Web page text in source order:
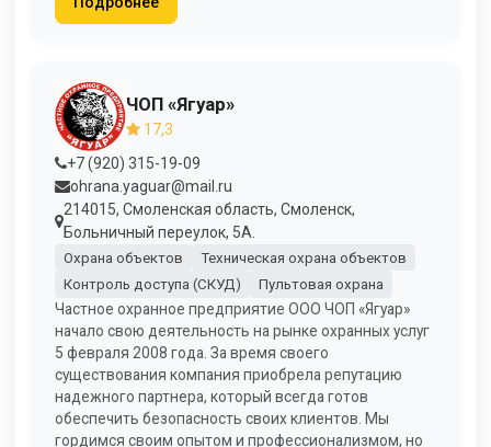
ЧОП «Ягуар»
17,3
+7 (920) 315-19-09
ohrana.yaguar@mail.ru
214015, Смоленская область, Смоленск,
Больничный переулок, 5А.
Охрана объектов
Техническая охрана объектов
Контроль доступа (СКУД)
Пультовая охрана
Частное охранное предприятие ООО ЧОП «Ягуар»
начало свою деятельность на рынке охранных услуг
5 февраля 2008 года. За время своего
существования компания приобрела репутацию
надежного партнера, который всегда готов
обеспечить безопасность своих клиентов. Мы
гордимся своим опытом и профессионализмом, но